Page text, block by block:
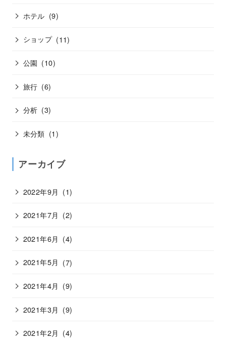
ホテル (9)
ショップ (11)
公園 (10)
旅行 (6)
分析 (3)
未分類 (1)
アーカイブ
2022年9月 (1)
2021年7月 (2)
2021年6月 (4)
2021年5月 (7)
2021年4月 (9)
2021年3月 (9)
2021年2月 (4)